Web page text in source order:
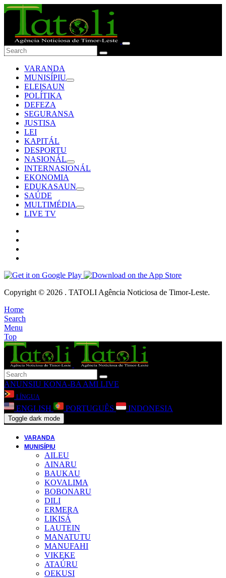
VARANDA
MUNISÍPIU
ELEISAUN
POLÍTIKA
DEFEZA
SEGURANSA
JUSTISA
LEI
KAPITÁL
DESPORTU
NASIONÁL
INTERNASIONÁL
EKONOMIA
EDUKASAUN
SAÚDE
MULTIMÉDIA
LIVE TV
Copyright © 2026 . TATOLI Agência Noticiosa de Timor-Leste.
Home
Search
Menu
Top
ANUNSIU KONA-BA AMI LIVE
LÍNGUA
ENGLISH PORTUGUÊS INDONESIA
Toggle dark mode
VARANDA
MUNISÍPIU
AILEU
AINARU
BAUKAU
KOVALIMA
BOBONARU
DILI
ERMERA
LIKISÁ
LAUTEIN
MANATUTU
MANUFAHI
VIKEKE
ATAÚRU
OEKUSI